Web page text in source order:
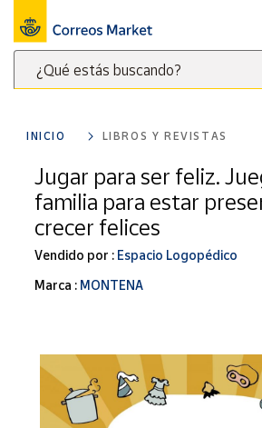
¿Qué estás buscando?
clave
buscar
productos
Correos
Menú
Nuestro
catálogo
Alimentación
Bebidas
Ocio y cultura
Juguetes y
juegos
Libros y
Tienda de
Artesanía
INICIO LIBROS Y REVISTAS
Jugar para ser feliz.
familia para estar
crecer felices
Vendido por : Espacio Logopédico
Marca : MONTENA